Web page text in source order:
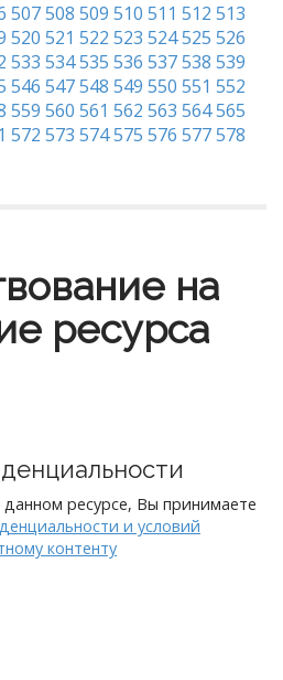
507508 509 510 511 512 513
520 521 522 523 524525 526
533 534535 536 537538 539
546 547548 549 550 551 552
559 560 561 562 563 564565
572 573 574575 576 577578
на
ресурса
ресурсе, Вы принимаете
и условий
контенту